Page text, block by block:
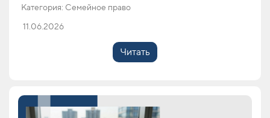
Категория: Семейное право
11.06.2026
Читать